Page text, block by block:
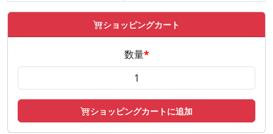
ショッピングカート
数量*
ショッピングカートに追加